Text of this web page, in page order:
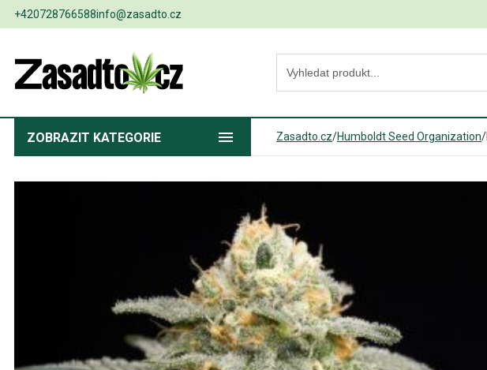
+420728766588info@zasadto.cz
ZOBRAZIT KATEGORIE Zasadto.cz/Humboldt Seed Organization/